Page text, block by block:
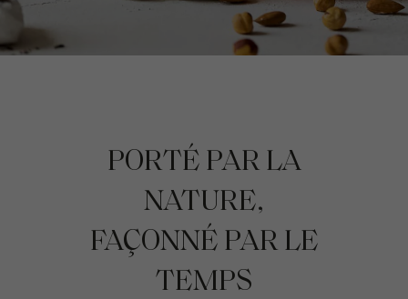
PORTÉ PAR LA
NATURE,
FAÇONNÉ PAR LE
TEMPS